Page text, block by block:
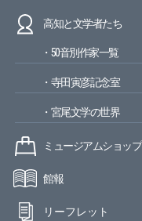
高知と文学者たち
・50音別作家一覧
・寺田寅彦記念室
・宮尾文学の世界
ミュージアムショップ
館報
リーフレット